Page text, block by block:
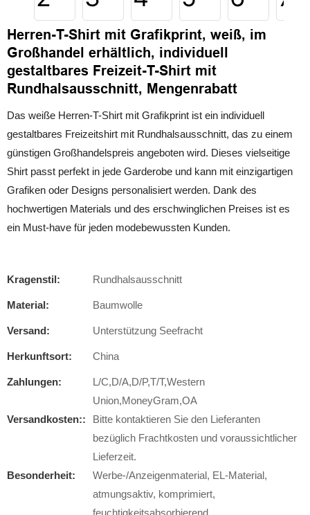
Herren-T-Shirt mit Grafikprint, weiß, im
Großhandel erhältlich, individuell
gestaltbares Freizeit-T-Shirt mit
Rundhalsausschnitt, Mengenrabatt
Das weiße Herren-T-Shirt mit Grafikprint ist ein individuell
gestaltbares Freizeitshirt mit Rundhalsausschnitt, das zu einem
günstigen Großhandelspreis angeboten wird. Dieses vielseitige
Shirt passt perfekt in jede Garderobe und kann mit einzigartigen
Grafiken oder Designs personalisiert werden. Dank des
hochwertigen Materials und des erschwinglichen Preises ist es
ein Must-have für jeden modebewussten Kunden.
Kragenstil: Rundhalsausschnitt
Material: Baumwolle
Versand: Unterstützung Seefracht
Herkunftsort: China
Zahlungen:
L/C,D/A,D/P,T/T,Western
Union,MoneyGram,OA
Versandkosten::
Bitte kontaktieren Sie den Lieferanten
bezüglich Frachtkosten und voraussichtlicher
Lieferzeit.
Besonderheit:
Werbe-/Anzeigenmaterial, EL-Material,
atmungsaktiv, komprimiert,
feuchtigkeitsabsorbierend